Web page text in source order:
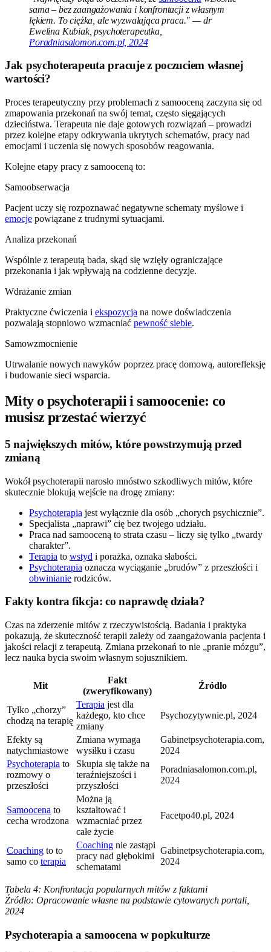
sama – bez zaangażowania i konfrontacji z własnym
lękiem. To ciężka, ale wyzwalająca praca." — dr
Ewelina Kubiak, psychoterapeutka,
Poradniasalomon.com.pl, 2024
Jak psychoterapeuta pracuje z poczuciem własnej
wartości?
Proces terapeutyczny przy problemach z samooceną zaczyna się od
zmapowania przekonań na swój temat, często sięgających
dzieciństwa. Terapeuta nie daje gotowych rozwiązań – prowadzi
przez kolejne etapy odkrywania ukrytych schematów, pracy nad
emocjami i uczenia się nowych sposobów reagowania.
Kolejne etapy pracy z samooceną to:
Samoobserwacja
Pacjent uczy się rozpoznawać negatywne schematy myślowe i
emocje powiązane z trudnymi sytuacjami.
Analiza przekonań
Wspólnie z terapeutą bada, skąd się wzięły ograniczające
przekonania i jak wpływają na codzienne decyzje.
Wdrażanie zmian
Praktyczne ćwiczenia i ekspozycja na nowe doświadczenia
pozwalają stopniowo wzmacniać pewność siebie.
Samowzmocnienie
Utrwalanie nowych nawyków poprzez pracę domową, autorefleksję
i budowanie sieci wsparcia.
Mity o psychoterapii i samoocenie: co
musisz przestać wierzyć
5 największych mitów, które powstrzymują przed
zmianą
Wokół psychoterapii narosło mnóstwo szkodliwych mitów, które
skutecznie blokują wejście na drogę zmiany:
Psychoterapia jest wyłącznie dla osób „chorych psychicznie”.
Specjalista „naprawi” cię bez twojego udziału.
Praca nad samooceną to strata czasu – liczy się tylko „twardy
charakter”.
Terapia to wstyd i porażka, oznaka słabości.
Psychoterapia oznacza wyciąganie „brudów” z przeszłości i
obwinianie rodziców.
Fakty kontra fikcja: co naprawdę działa?
Czas na zderzenie mitów z rzeczywistością. Badania i praktyka
pokazują, że skuteczność terapii zależy od zaangażowania pacjenta i
jakości relacji z terapeutą. Zmiana przekonań to nie „pranie mózgu”,
lecz nauka bycia swoim własnym sojusznikiem.
Mit
Fakt
(zweryfikowany)
Źródło
Tylko „chorzy”
chodzą na terapię
Terapia jest dla
każdego, kto chce
zmiany
Psychozytywnie.pl, 2024
Efekty są
natychmiastowe
Zmiana wymaga
wysiłku i czasu
Gabinetpsychoterapia.com,
2024
Psychoterapia to
rozmowy o
przeszłości
Skupia się także na
teraźniejszości i
przyszłości
Poradniasalomon.com.pl,
2024
Samoocena to
cecha wrodzona
Można ją
kształtować i
wzmacniać przez
całe życie
Facetpo40.pl, 2024
Coaching to to
samo co terapia
Coaching nie zastąpi
pracy nad głębokimi
schematami
Gabinetpsychoterapia.com,
2024
Tabela 4: Konfrontacja popularnych mitów z faktami
Źródło: Opracowanie własne na podstawie cytowanych portali,
2024
Psychoterapia a samoocena w popkulturze